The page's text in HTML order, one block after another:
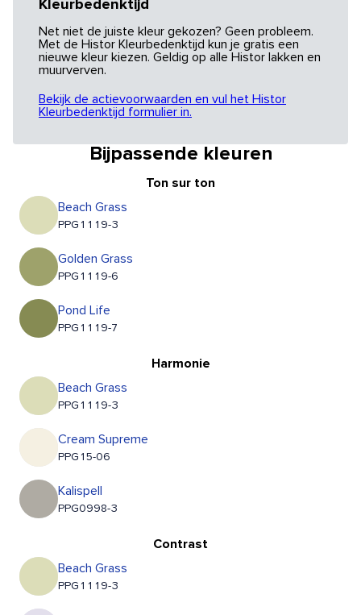
Kleurbedenktijd
Net niet de juiste kleur gekozen? Geen probleem.
Met de Histor Kleurbedenktijd kun je gratis een
nieuwe kleur kiezen. Geldig op alle Histor lakken en
muurverven.
Bekijk de actievoorwaarden en vul het Histor
Kleurbedenktijd formulier in.
Bijpassende kleuren
Ton sur ton
Beach Grass
PPG1119-3
Golden Grass
PPG1119-6
Pond Life
PPG1119-7
Harmonie
Beach Grass
PPG1119-3
Cream Supreme
PPG15-06
Kalispell
PPG0998-3
Contrast
Beach Grass
PPG1119-3